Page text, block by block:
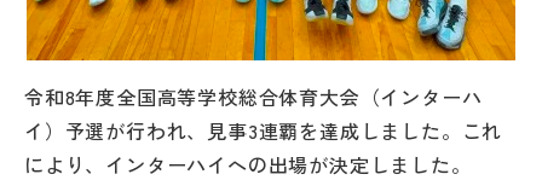
その他
令和8年度全国高等学校総合体育大会（インターハ
イ）予選が行われ、見事3連覇を達成しました。これ
により、インターハイへの出場が決定しました。